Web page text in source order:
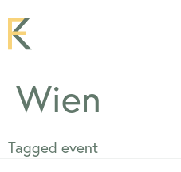
Wien
Tagged event